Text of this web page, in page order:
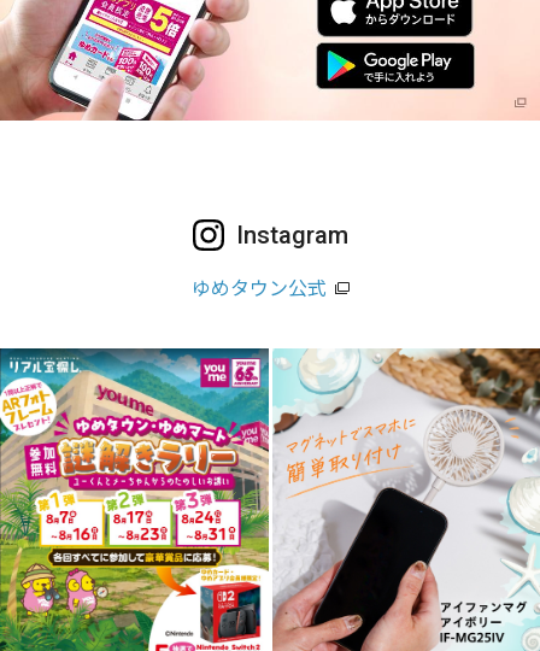
Instagram
ゆめタウン公式